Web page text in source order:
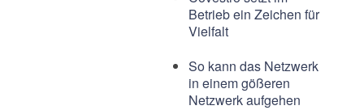
Betrieb ein Zeichen für
Vielfalt
So kann das Netzwerk
in einem gößeren
Netzwerk aufgehen